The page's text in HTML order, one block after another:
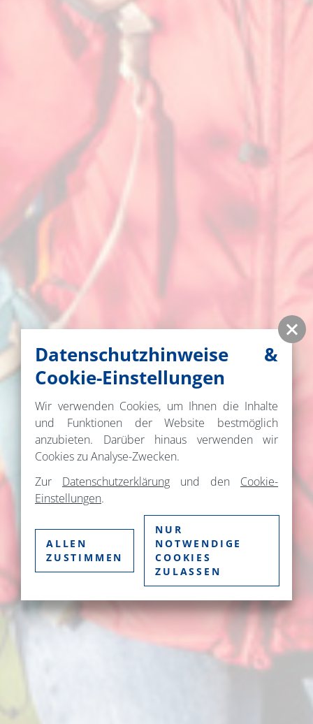
Datenschutzhinweise &
Cookie-Einstellungen
Wir verwenden Cookies, um Ihnen die Inhalte
und Funktionen der Website bestmöglich
anzubieten. Darüber hinaus verwenden wir
Cookies zu Analyse-Zwecken.
Zur Datenschutzerklärung und den Cookie-
Einstellungen.
ALLEN
ZUSTIMMEN
NUR
NOTWENDIGE
COOKIES
ZULASSEN